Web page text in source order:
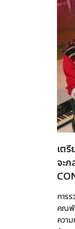
เต
จะ
การ
คณพั
ควา